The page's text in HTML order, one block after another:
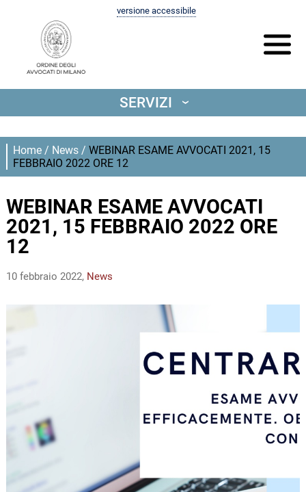
versione accessibile
SERVIZI ‹
Home/ News/ WEBINAR ESAME AVVOCATI 2021, 15
FEBBRAIO 2022 ORE 12
WEBINAR ESAME AVVOCATI
2021, 15 FEBBRAIO 2022 ORE
12
10 febbraio 2022, News